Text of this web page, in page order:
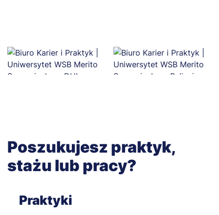
Poszukujesz praktyk,
stażu lub pracy?
Praktyki